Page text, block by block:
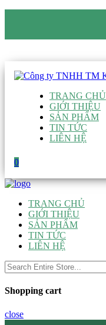
TRANG CHỦ
GIỚI THIỆU
SẢN PHẨM
TIN TỨC
LIÊN HỆ
0
TRANG CHỦ
GIỚI THIỆU
SẢN PHẨM
TIN TỨC
LIÊN HỆ
Shopping cart
close